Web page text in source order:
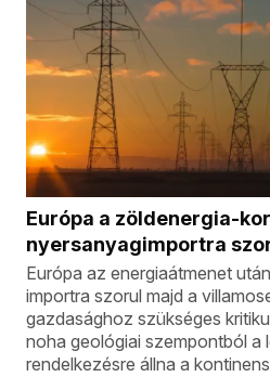
Európa a zöldenergia-
nyersanyagimportra
Európa az energiaátmenet
importra szorul majd a
gazdasághoz szükséges
noha geológiai szempontból a
rendelkezésre állna a